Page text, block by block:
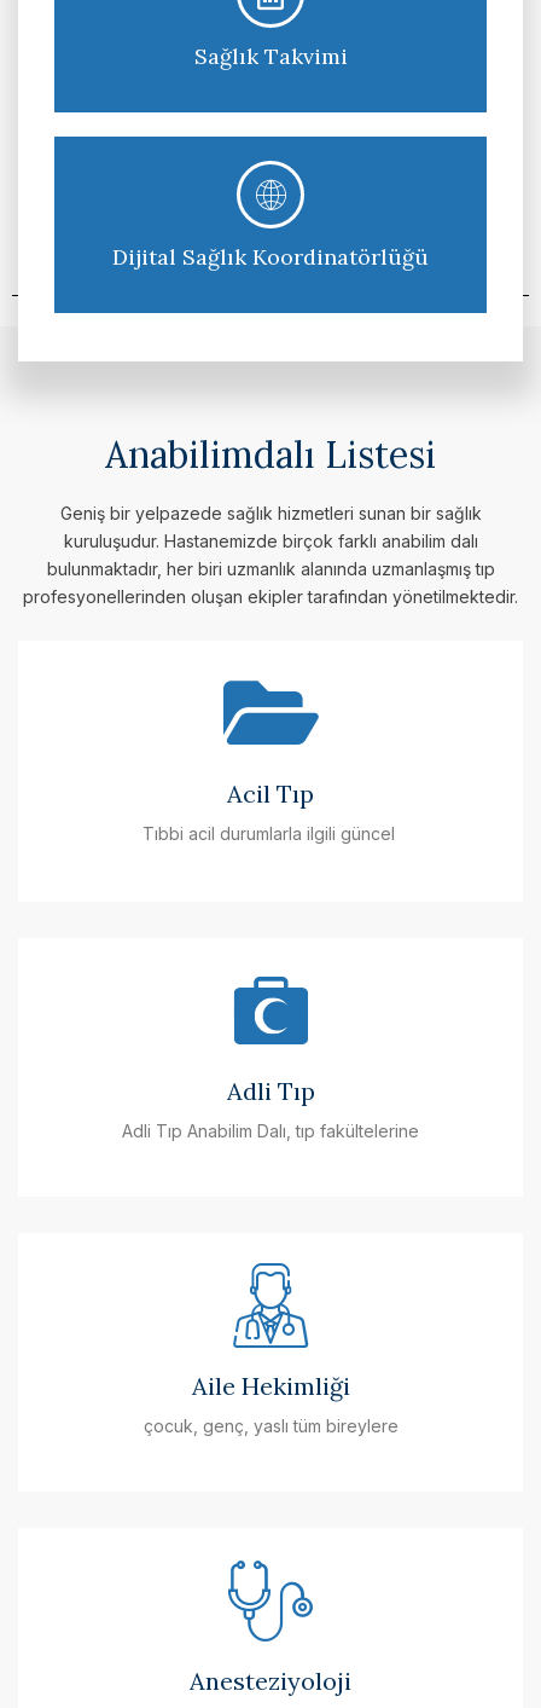
Sağlık Takvimi
Daha fazlası
Dijital Sağlık Koordinatörlüğü
Daha fazlası
Anabilimdalı Listesi
Geniş bir yelpazede sağlık hizmetleri sunan bir sağlık
kuruluşudur. Hastanemizde birçok farklı anabilim dalı
bulunmaktadır, her biri uzmanlık alanında uzmanlaşmış tıp
profesyonellerinden oluşan ekipler tarafından yönetilmektedir.
Acil Tıp
Tıbbi acil durumlarla ilgili güncel
Adli Tıp
Adli Tıp Anabilim Dalı, tıp fakültelerine
Aile Hekimliği
çocuk, genç, yaslı tüm bireylere
Anesteziyoloji